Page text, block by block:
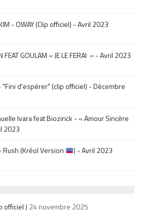
- OWAY (Clip officiel) - Avril 2023
FEAT GOULAM « JE LE FERAI » - Avril 2023
"Fini d'espérer" (clip officiel) - Décembre
Ivara feat Biozirick - « Amour Sincère
2023
Rush (Kréol Version
) - Avril 2023
officiel ) 24 novembre 2025